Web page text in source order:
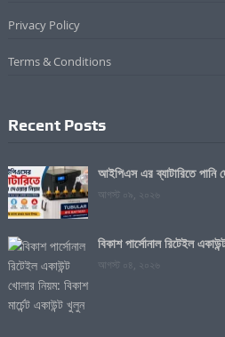
Privacy Policy
Terms & Conditions
Recent Posts
আইপিএস এর ব্যাটারিতে পানি
আগস্ট ০৯, ২০২৬
বিকাশ পার্সোনাল রিটেইল
আগস্ট ০৪, ২০২৬